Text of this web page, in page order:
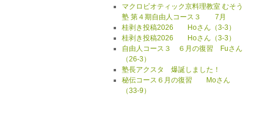
マクロビオティック京料理教室 むそう
塾 第４期自由人コース３ 7月
桂剥き投稿2026 Hoさん（3-3）
桂剥き投稿2026 Hoさん（3-3）
自由人コース３ ６月の復習 Fuさん
（26-3）
塾長アクスタ 爆誕しました！
秘伝コース６月の復習 Moさん
（33-9）